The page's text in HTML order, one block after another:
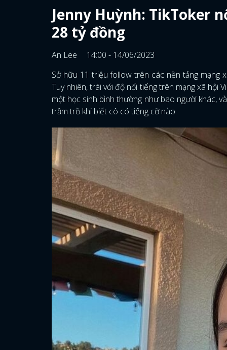
Jenny Huỳnh: TikToker
28 tỷ đồng
An Lee
14:00 - 14/06/2023
Sở hữu 11 triệu follow trên các nền tảng mạng
Tuy nhiên, trái với độ nổi tiếng trên mạng xã hội
một học sinh bình thường như bao người khác,
trầm trồ khi biết cô có tiếng cỡ nào.